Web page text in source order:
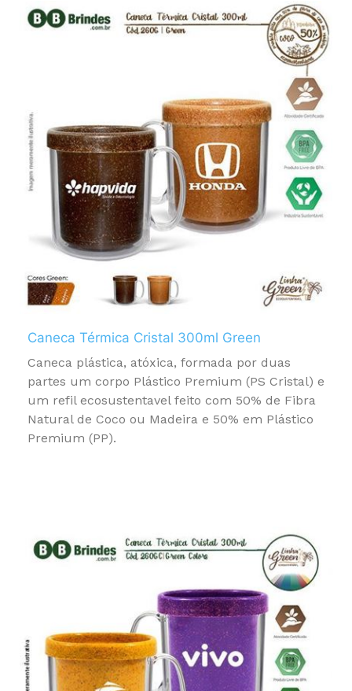
Caneca Térmica Cristal 300ml Green
Caneca plástica, atóxica, formada por duas
partes um corpo Plástico Premium (PS Cristal) e
um refil ecosustentavel feito com 50% de Fibra
Natural de Coco ou Madeira e 50% em Plástico
Premium (PP).